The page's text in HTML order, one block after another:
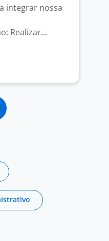
integrar nossa
Realizar...